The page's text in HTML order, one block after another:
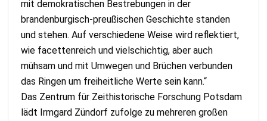
mit demokratischen Bestrebungen in der
brandenburgisch-preußischen Geschichte standen
und stehen. Auf verschiedene Weise wird reflektiert,
wie facettenreich und vielschichtig, aber auch
mühsam und mit Umwegen und Brüchen verbunden
das Ringen um freiheitliche Werte sein kann.“
Das Zentrum für Zeithistorische Forschung Potsdam
lädt Irmgard Zündorf zufolge zu mehreren großen